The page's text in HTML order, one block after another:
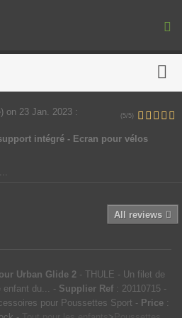
on 23 Jan. 2023 : (5/5)
intégré - Ecran pour vélos
All reviews
Urban Glide 2 - THULE - Un filet de
du...
- Supplier Ref: 20110715 -
pour Poussettes Sport - Price: